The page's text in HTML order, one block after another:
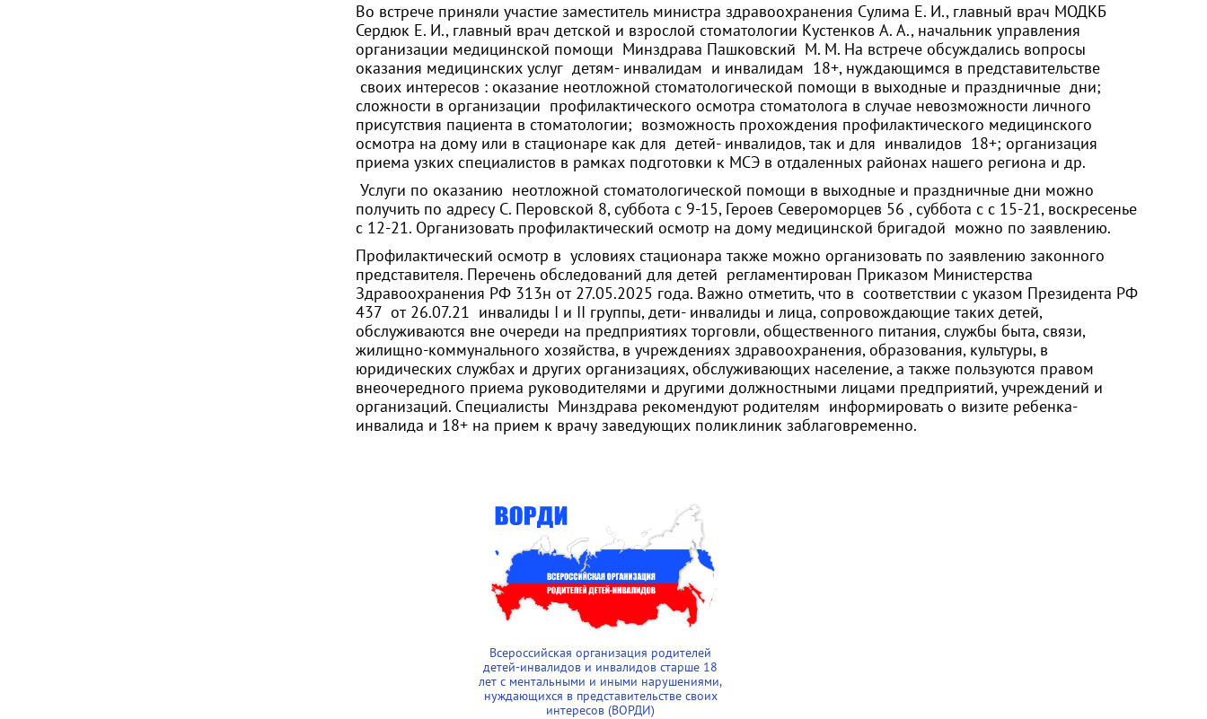
Во встрече приняли участие заместитель министра здравоохранения Сулима Е. И., главный врач МОДКБ
Сердюк Е. И., главный врач детской и взрослой стоматологии Кустенков А. А., начальник управления
организации медицинской помощи Минздрава Пашковский М. М. На встрече обсуждались вопросы
оказания медицинских услуг детям- инвалидам и инвалидам 18+, нуждающимся в представительстве
своих интересов : оказание неотложной стоматологической помощи в выходные и праздничные дни;
сложности в организации профилактического осмотра стоматолога в случае невозможности личного
присутствия пациента в стоматологии; возможность прохождения профилактического медицинского
осмотра на дому или в стационаре как для детей- инвалидов, так и для инвалидов 18+; организация
приема узких специалистов в рамках подготовки к МСЭ в отдаленных районах нашего региона и др.
Услуги по оказанию неотложной стоматологической помощи в выходные и праздничные дни можно
получить по адресу С. Перовской 8, суббота с 9-15, Героев Североморцев 56 , суббота с с 15-21, воскресенье
с 12-21. Организовать профилактический осмотр на дому медицинской бригадой можно по заявлению.
Профилактический осмотр в условиях стационара также можно организовать по заявлению законного
представителя. Перечень обследований для детей регламентирован Приказом Министерства
Здравоохранения РФ 313н от 27.05.2025 года. Важно отметить, что в соответствии с указом Президента РФ
437 от 26.07.21 инвалиды I и II группы, дети- инвалиды и лица, сопровождающие таких детей,
обслуживаются вне очереди на предприятиях торговли, общественного питания, службы быта, связи,
жилищно-коммунального хозяйства, в учреждениях здравоохранения, образования, культуры, в
юридических службах и других организациях, обслуживающих население, а также пользуются правом
внеочередного приема руководителями и другими должностными лицами предприятий, учреждений и
организаций. Специалисты Минздрава рекомендуют родителям информировать о визите ребенка-
инвалида и 18+ на прием к врачу заведующих поликлиник заблаговременно.
Всероссийская организация родителей
детей-инвалидов и инвалидов старше 18
лет с ментальными и иными нарушениями,
нуждающихся в представительстве своих
интересов (ВОРДИ)